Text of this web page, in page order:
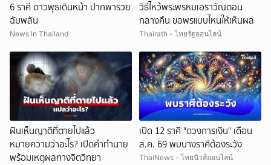
6 ราศี ดาวพุธเดินหน้า ปากพารวย
ฉับพลัน
News In Thailand
วิธีไหว้พระพรหมเอราวัณตอน
กลางคืน ขอพรแบบไหนให้เห็นผล
Thairath - ไทยรัฐออนไลน์
ฝันเห็นญาติที่ตายไปแล้ว
หมายความว่าอะไร? เปิดคำทำนาย
พร้อมเหตุผลทางจิตวิทยา
เปิด 12 ราศี "ดวงการเงิน" เดือน
ส.ค. 69 พบบางราศีต้องระวัง
ThaiNews - ไทยนิวส์ออนไลน์